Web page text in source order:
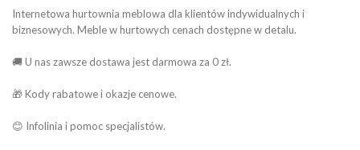
Internetowa hurtownia meblowa dla klientów indywidualnych i
biznesowych. Meble w hurtowych cenach dostępne w detalu.
🚚 U nas zawsze dostawa jest darmowa za 0 zł.
🎁 Kody rabatowe i okazje cenowe.
😊 Infolinia i pomoc specjalistów.